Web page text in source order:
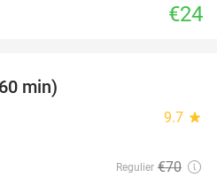
€24
min)
9.7 star
Regulier €70